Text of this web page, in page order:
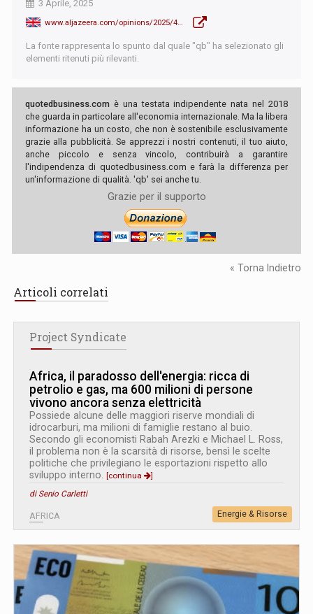
3 Aprile, 2025
www.aljazeera.com/opinions/2025/4/3/reverse-reparations-zimbabwes-perfect-trap-south-africas-looming-danger
La fonte rappresenta lo spunto dal quale "qb" ha selezionato gli
elementi ritenuti più rilevanti.
quotedbusiness.com è una testata indipendente nata nel 2018
che guarda in particolare all'economia internazionale. Ma la libera
informazione ha un costo, che non è sostenibile esclusivamente
grazie alla pubblicità. Se apprezzi i nostri contenuti, il tuo aiuto,
anche piccolo e senza vincolo, contribuirà a garantire
l'indipendenza di quotedbusiness.com e farà la differenza per
un'informazione di qualità. 'qb' sei anche tu.
Grazie per il supporto
« Torna Indietro
Articoli correlati
Project Syndicate
Africa, il paradosso dell'energia: ricca di
petrolio e gas, ma 600 milioni di persone
vivono ancora senza elettricità
Possiede alcune delle maggiori riserve mondiali di
idrocarburi, ma milioni di famiglie restano al buio.
Secondo gli economisti Rabah Arezki e Michael L. Ross,
il problema non è la scarsità di risorse, bensì le scelte
politiche che privilegiano le esportazioni rispetto allo
sviluppo interno. [continua
]
di Senio Carletti
AFRICA Energie & Risorse